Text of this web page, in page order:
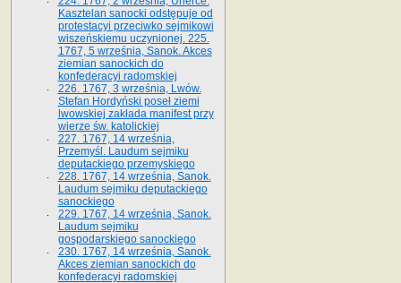
Kasztelan sanocki odstępuje od
protestacyi przeciwko sejmikowi
wiszeńskiemu uczynionej. 225.
1767, 5 września, Sanok. Akces
ziemian sanockich do
konfederacyi radomskiej
226. 1767, 3 września, Lwów.
Stefan Hordyński poseł ziemi
lwowskiej zakłada manifest przy
wierze św. ka­tolickiej
227. 1767, 14 września,
Przemyśl. Laudum sejmiku
deputackiego przemyskiego
228. 1767, 14 września, Sanok.
Laudum sejmiku deputackiego
sanockiego
229. 1767, 14 września, Sanok.
Laudum sejmiku
gospodarskiego sanockiego
230. 1767, 14 września, Sanok.
Akces ziemian sanockich do
konfederacyi radomskiej